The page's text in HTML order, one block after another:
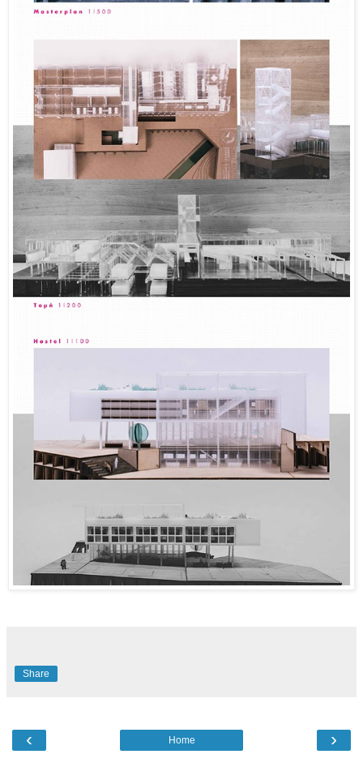
Share
‹ ›
Home